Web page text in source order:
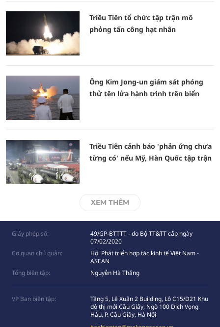
Triều Tiên tổ chức tập trận mô
phỏng tấn công hạt nhân
Ông Kim Jong-un giám sát phóng
thử tên lửa hành trình trên biển
Triều Tiên cảnh báo 'phản ứng chưa
từng có' nếu Mỹ, Hàn Quốc tập trận
XEM THÊM
Giấy phép số:
49/GP-BTTTT - do Bộ TT&TT cấp ngày
07/02/2020
Cơ quan chủ quản:
Hội Phát triển hợp tác kinh tế Việt Nam -
ASEAN
Tổng biên tập:
Nguyễn Hà Thắng
VP Ban biên tập:
Tầng 5, Lê Xuân 2 Building, Lô C15/D21 Khu
đô thị mới Cầu Giấy, Ngõ 100 Dịch Vọng
Hâụ, P. Cầu Giấy, Hà Nội